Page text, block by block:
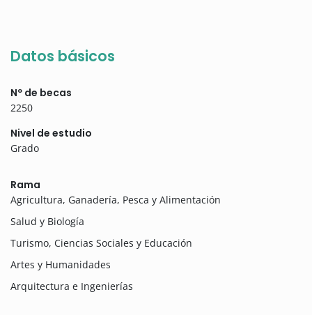
Datos básicos
Nº de becas
2250
Nivel de estudio
Grado
Rama
Agricultura, Ganadería, Pesca y Alimentación
Salud y Biología
Turismo, Ciencias Sociales y Educación
Artes y Humanidades
Arquitectura e Ingenierías